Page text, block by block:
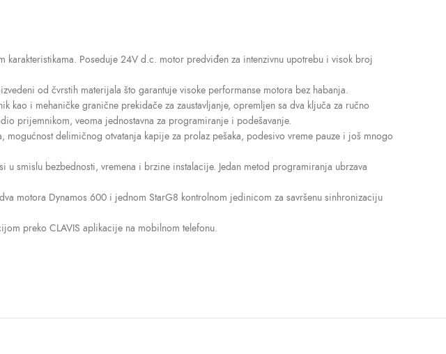
Poseduje 24V d.c. motor predviđen za intenzivnu upotrebu i visok broj
od čvrstih materijala što garantuje visoke performanse motora bez habanja.
i mehaničke granične prekidače za zaustavljanje, opremljen sa dva ključa za ručno
prijemnikom, veoma jednostavna za programiranje i podešavanje.
delimičnog otvatanja kapije za prolaz pešaka, podesivo vreme pauze i još mnogo
smislu bezbednosti, vremena i brzine instalacije. Jedan metod programiranja ubrzava
motora Dynamos 600 i jednom StarG8 kontrolnom jedinicom za savršenu sinhronizaciju
preko CLAVIS aplikacije na mobilnom telefonu.